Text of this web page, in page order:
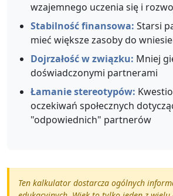
wzajemnego uczenia się i
Stabilność finansowa: Starsi
mieć większe zasoby do
Dojrzałość w związku: Mniej
doświadczonymi partnerami
Łamanie stereotypów:
oczekiwań społecznych
"odpowiednich" partnerów
Ten kalkulator dostarcza ogólnych